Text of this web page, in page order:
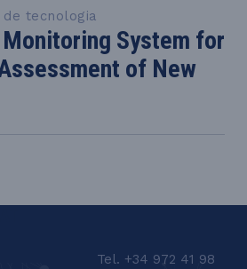
tecnologia
System for
of New
Tel. +34 972 41 98